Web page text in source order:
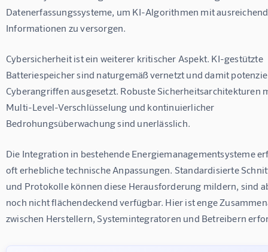
Datenerfassungssysteme, um KI-Algorithmen mit
Informationen zu versorgen.
Cybersicherheit ist ein weiterer kritischer Aspekt. KI-gestützte
Batteriespeicher sind naturgemäß vernetzt und damit
Cyberangriffen ausgesetzt. Robuste Sicherheitsarchitekturen
Multi-Level-Verschlüsselung und kontinuierlicher
Bedrohungsüberwachung sind unerlässlich.
Die Integration in bestehende Energiemanagementsysteme
oft erhebliche technische Anpassungen. Standardisierte
und Protokolle können diese Herausforderung mildern, sind
noch nicht flächendeckend verfügbar. Hier ist enge
zwischen Herstellern, Systemintegratoren und Betreibern